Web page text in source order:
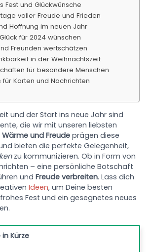
Fest und Glückwünsche
voller Freude und Frieden
Hoffnung im neuen Jahr
für 2024 wünschen
Freunden wertschätzen
in der Weihnachtszeit
für besondere Menschen
für Karten und Nachrichten
und der Start ins neue Jahr sind
die wir mit unseren liebsten
Wärme und Freude prägen diese
bieten die perfekte Gelegenheit,
zu kommunizieren. Ob in Form von
– eine persönliche Botschaft
undFreude verbreiten. Lass dich
Ideen, um Deine besten
Fest und ein gesegnetes neues
Kürze